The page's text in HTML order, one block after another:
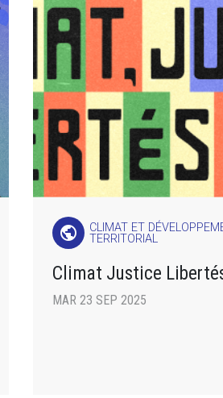
public
CLIMAT ET
TERRITORIAL
Climat Justice
MAR 23 SEP 2025